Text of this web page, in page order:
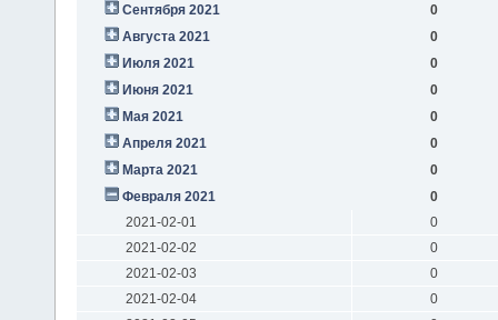
Сентября 2021
0
Августа 2021
0
Июля 2021
0
Июня 2021
0
Мая 2021
0
Апреля 2021
0
Марта 2021
0
Февраля 2021
0
2021-02-01
0
2021-02-02
0
2021-02-03
0
2021-02-04
0